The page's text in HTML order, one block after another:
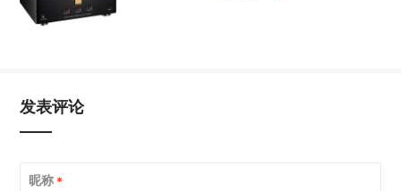
发表评论
昵称 *